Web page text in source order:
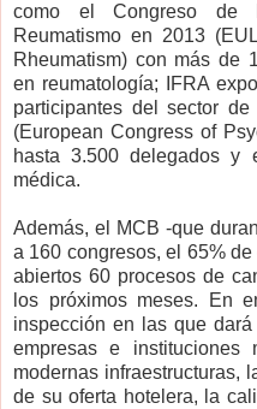
como el Congreso de
Reumatismo en 2013
Rheumatism) con más de
en reumatología; IFRA
participantes del sector
(European Congress of
hasta 3.500 delegados y
médica.
Además, el MCB ­-que
a 160 congresos, el 65%
abiertos 60 procesos de
los próximos meses. En
inspección en las que
empresas e instituciones
modernas infraestructuras,
de su oferta hotelera, la